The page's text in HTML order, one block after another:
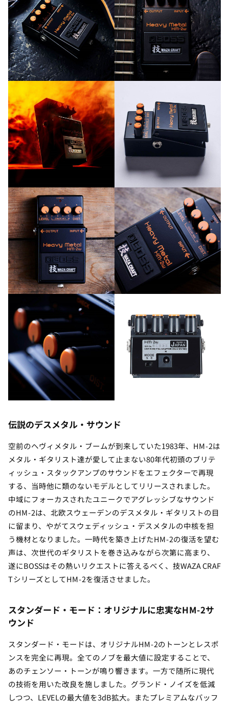
伝説のデスメタル・サウンド
空前のヘヴィメタル・ブームが到来していた1983年、HM-2は
メタル・ギタリスト達が愛して止まない80年代初頭のブリテ
ィッシュ・スタックアンプのサウンドをエフェクターで再現
する、当時他に類のないモデルとしてリリースされました。
中域にフォーカスされたユニークでアグレッシブなサウンド
のHM-2は、北欧スウェーデンのデスメタル・ギタリストの目
に留まり、やがてスウェディッシュ・デスメタルの中核を担
う機材となりました。一時代を築き上げたHM-2の復活を望む
声は、次世代のギタリストを巻き込みながら次第に高まり、
遂にBOSSはその熱いリクエストに答えるべく、技WAZA CRAF
TシリーズとしてHM-2を復活させました。
スタンダード・モード：オリジナルに忠実なHM-2サ
ウンド
スタンダード・モードは、オリジナルHM-2のトーンとレスポ
ンスを完全に再現。全てのノブを最大値に設定することで、
あのチェンソー・トーンが鳴り響きます。一方で随所に現代
の技術を用いた改良を施しました。グランド・ノイズを低減
しつつ、LEVELの最大値を3dB拡大。またプレミアムなバッフ